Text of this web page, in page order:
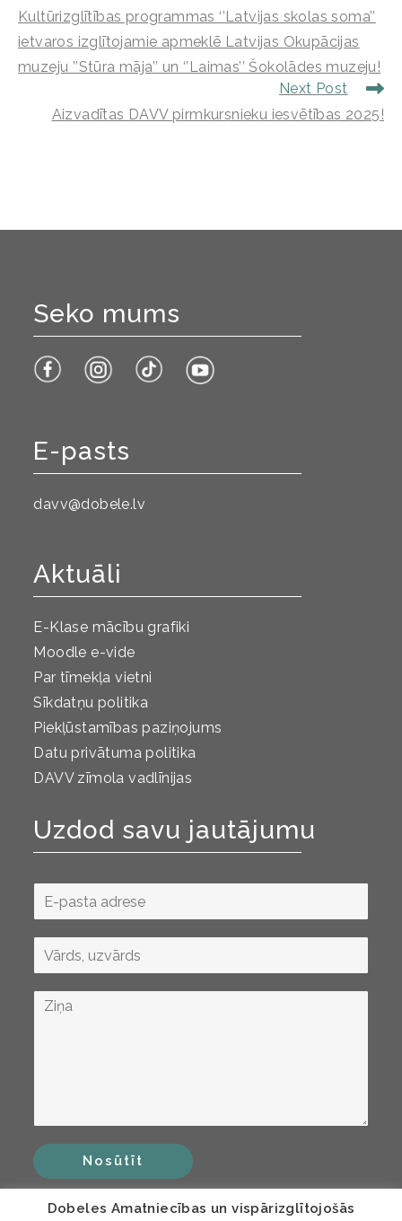
Kultūrizglītības programmas ‘’Latvijas skolas soma’’
ietvaros izglītojamie apmeklē Latvijas Okupācijas
muzeju ’’Stūra māja’’ un ‘’Laimas’’ Šokolādes muzeju!
Next Post
Aizvadītas DAVV pirmkursnieku iesvētības 2025!
Seko mums
E-pasts
davv@dobele.lv
Aktuāli
E-Klase mācību grafiki
Moodle e-vide
Par tīmekļa vietni
Sīkdatņu politika
Piekļūstamības paziņojums
Datu privātuma politika
DAVV zīmola vadlīnijas
Uzdod savu jautājumu
Nosūtīt
Dobeles Amatniecības un vispārizglītojošās